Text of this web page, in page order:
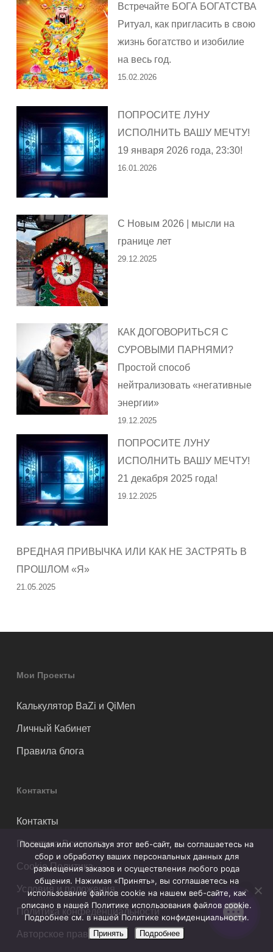
Встречайте БОГА БОГАТСТВА
Ритуал, как пригласить в свою
жизнь богатство и изобилие
на весь год.
15.02.2026
ПОПРОСИТЕ ЛУНУ
ИСПОЛНИТЬ ВАШУ МЕЧТУ!
19 января 2026 года, 23:30!
16.01.2026
С Новым 2026 | мысли на
границе лет
29.12.2025
КАК ДОГОВОРИТЬСЯ С
СУРОВЫМИ ПАРНЯМИ?
Простой способ
нейтрализовать «негативные
энергии»
19.12.2025
ПОПРОСИТЕ ЛУНУ
ИСПОЛНИТЬ ВАШУ МЕЧТУ!
21 декабря 2025 года!
19.12.2025
ВРЕДНАЯ ПРИВЫЧКА ИЛИ КАК НЕ ЗАСТРЯТЬ В
ПРОШЛОМ «Я»
21.05.2025
Мои Проекты
Калькулятор BaZi и QiMen
Личный Кабинет
Правила блога
Контакты
Контакты
Политика Возврата
Cookie Политика
Условия и положения
Политика конфеденциальности
Авторское право
Посещая или используя этот веб-сайт, вы соглашаетесь на
сбор и обработку ваших персональных данных для
размещения заказов и осуществления любого рода
общения. Нажимая «Принять», вы соглашаетесь на
использование файлов cookie на нашем веб-сайте, как
описано в нашей Политике использования файлов cookie.
Подробнее см. в нашей Политике конфиденциальности.
Принять Подробнее